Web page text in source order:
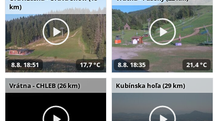
km)
8.8. 18:51 17,7 °C 8.8. 18:35 21,4 °C
Vrátna - CHLEB (26 km) Kubínska hoľa (29 km)